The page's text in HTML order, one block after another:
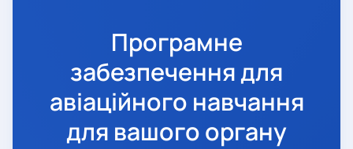
Програмне
забезпечення для
авіаційного навчання
для вашого органу